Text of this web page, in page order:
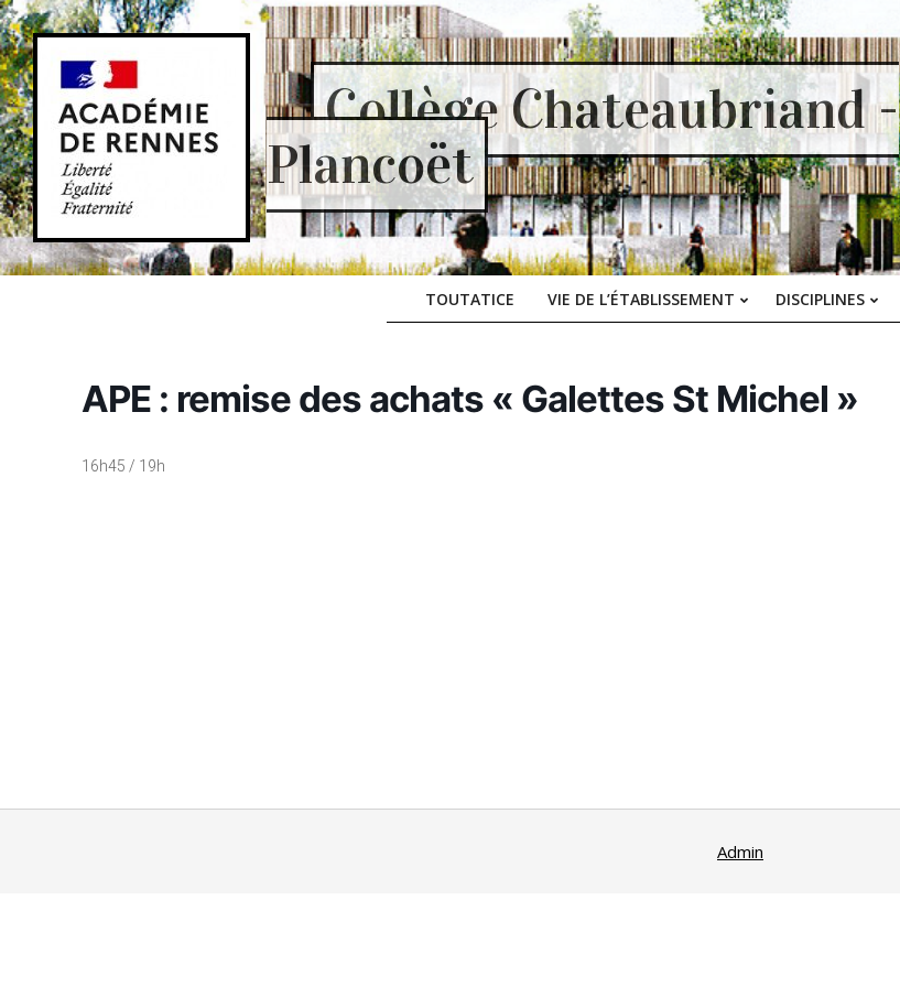
Skip
to
content
Collège Chateaubriand -
Plancoët
Primary
TOUTATICE VIE DE L’ÉTABLISSEMENT DISCIPLINES
APE : remise des achats « Galettes St Michel »
16h45 / 19h
Admin